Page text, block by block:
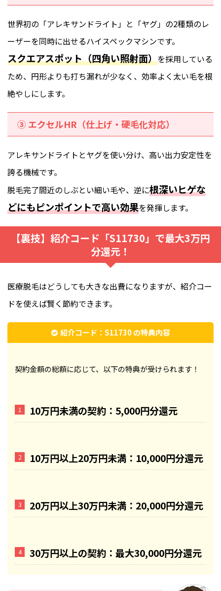
世界初の「アレキサンドライト」と「ヤグ」の2種類のレ
ーザーを同時に出せるハイスペックマシンです。
スクエアスポット（四角い照射面）を採用している
ため、円形よりも打ち漏れが少なく、効率よく太い毛を根
絶やしにします。
③ エクセルHR（仕上げ・硬毛化対応）
アレキサンドライトとヤグを使い分け、高い出力安定性を
誇る機械です。
脱毛完了間近のしぶとい細い毛や、逆に根深いヒゲな
どにもピンポイントで高い効果を発揮します。
【裏技】紹介コード「S11730」で最大3万円
分還元！
医療脱毛はどうしても大きな出費になりますが、紹介コー
ドを使えば賢く節約できます。
紹介コード：S11730 の特典内容
契約金額の総額に応じて、以下の特典が受けられます！
10万円未満の契約：5,000円分還元
10万円以上20万円未満：10,000円分還元
20万円以上30万円未満：20,000円分還元
30万円以上の契約：最大30,000円分還元